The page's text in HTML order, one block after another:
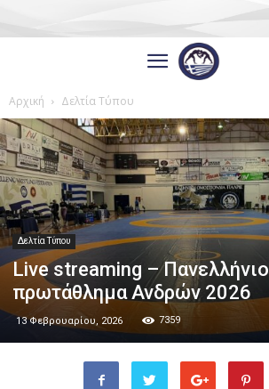
Αρχική Δελτία Τύπου
Δελτία Τύπου
Live streaming – Πανελλήνιο
πρωτάθλημα Ανδρών 2026
13 Φεβρουαρίου, 2026 7359